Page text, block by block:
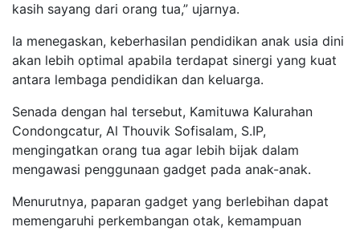
kasih sayang dari orang tua,” ujarnya.
Ia menegaskan, keberhasilan pendidikan anak usia dini
akan lebih optimal apabila terdapat sinergi yang kuat
antara lembaga pendidikan dan keluarga.
Senada dengan hal tersebut, Kamituwa Kalurahan
Condongcatur, Al Thouvik Sofisalam, S.IP,
mengingatkan orang tua agar lebih bijak dalam
mengawasi penggunaan gadget pada anak-anak.
Menurutnya, paparan gadget yang berlebihan dapat
memengaruhi perkembangan otak, kemampuan